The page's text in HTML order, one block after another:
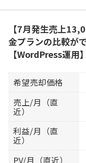
【7月発生売上
金プランの比較が
【WordPress運用】
希望売却価格
売上/月（直
近）
利益/月（直
近）
PV/月（直近）